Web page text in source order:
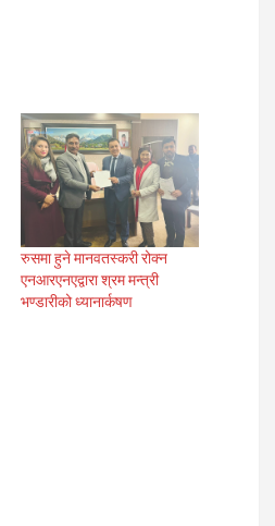
रुसमा हुने मानवतस्करी रोक्न
एनआरएनएद्वारा श्रम मन्त्री
भण्डारीको ध्यानार्कषण